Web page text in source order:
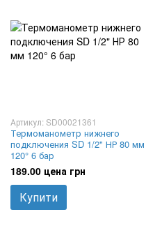
Артикул: SD00021361
Термоманометр нижнего
подключения SD 1/2" НР 80 мм
120° 6 бар
189.00 цена грн
Купити